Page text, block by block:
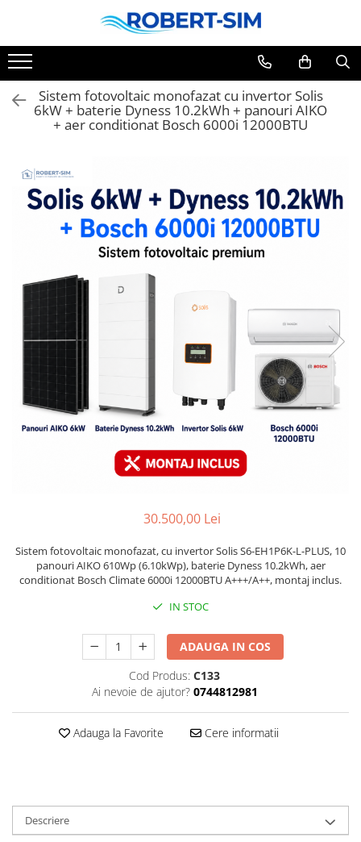
Sistem fotovoltaic monofazat cu invertor Solis
6kW + baterie Dyness 10.2kWh + panouri AIKO
+ aer conditionat Bosch 6000i 12000BTU
30.500,00 Lei
Sistem fotovoltaic monofazat, cu invertor Solis S6-EH1P6K-L-PLUS, 10
panouri AIKO 610Wp (6.10kWp), baterie Dyness 10.2kWh, aer
conditionat Bosch Climate 6000i 12000BTU A+++/A++, montaj inclus.
IN STOC
ADAUGA IN COS
Cod Produs: C133
Ai nevoie de ajutor? 0744812981
Adauga la Favorite Cere informatii
Descriere